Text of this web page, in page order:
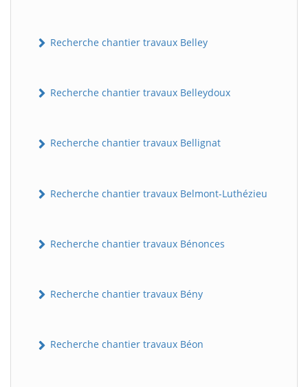
Recherche chantier travaux Belley
Recherche chantier travaux Belleydoux
Recherche chantier travaux Bellignat
Recherche chantier travaux Belmont-Luthézieu
Recherche chantier travaux Bénonces
Recherche chantier travaux Bény
Recherche chantier travaux Béon